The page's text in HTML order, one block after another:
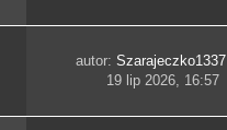
autor:Szarajeczko1337
19 lip 2026, 16:57